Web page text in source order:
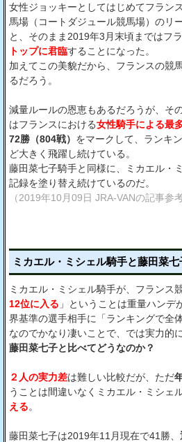
女性ジョッキーとしてはじめてフラン
馬場（コートダジュール競馬場）のリ
と、そのまま2019年3月末頃まではフ
トップに君臨することになった。
加えてこの美貌だから、フランスの競
るだろう。
減量ルールの恩恵もあるだろうが、そ
はフランスにおける女性騎手による最
72勝（804戦） をマークして、ランキ
ど大きく飛躍し続けている。
藤田菜七子騎手と同様に、ミカエル・
記録を塗り替え続けているのだ。
（2019年10月09日 JRA-VANの記事参考
ミカエル・ミシェル騎手と藤田菜
ミカエル・ミシェル騎手が、フランス
12位に入る 」ということは重量ハンデ
界基準の選手相手に「ランキングで全
なのでかなり凄いことで、では実力的
藤田菜七子と比べてどうなのか？
２人の実力差は難しい比較だが、ただ
うことは間違いなくミカエル・ミシェ
える。
藤田菜七子は2019年11月現在で41勝、